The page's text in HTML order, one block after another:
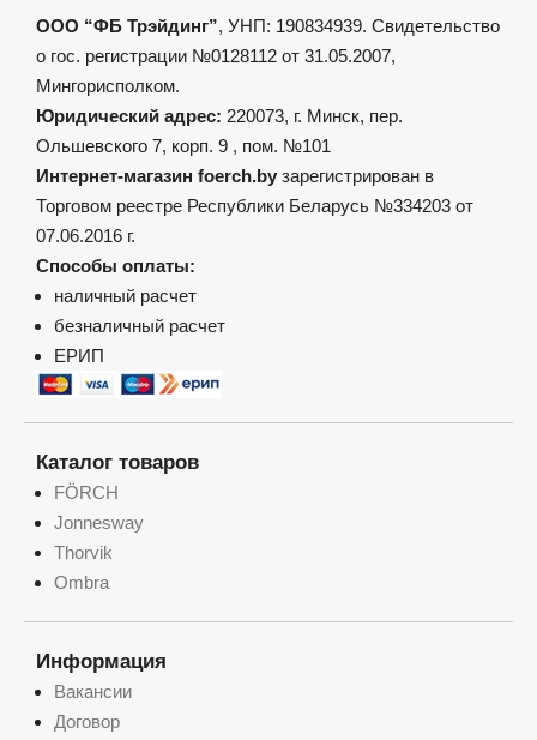
ООО “ФБ Трэйдинг”, УНП: 190834939. Свидетельство
о гос. регистрации №0128112 от 31.05.2007,
Мингорисполком.
Юридический адрес: 220073, г. Минск, пер.
Ольшевского 7, корп. 9 , пом. №101
Интернет-магазин foerch.by зарегистрирован в
Торговом реестре Республики Беларусь №334203 от
07.06.2016 г.
Способы оплаты:
наличный расчет
безналичный расчет
ЕРИП
Каталог товаров
FÖRCH
Jonnesway
Thorvik
Ombra
Информация
Вакансии
Договор